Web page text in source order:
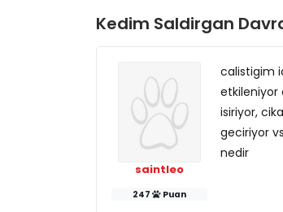
Kedim Saldirgan
saintleo
247 Puan
calistigim
etkileniyor
isiriyor,
geciriyor
nedir